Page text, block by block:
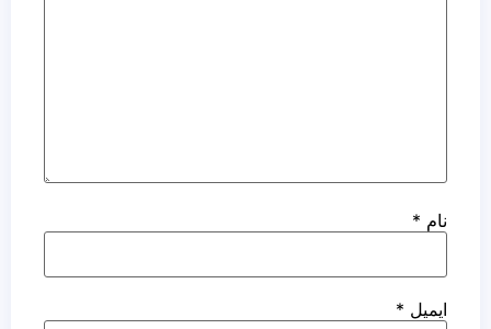
نام *
ایمیل *